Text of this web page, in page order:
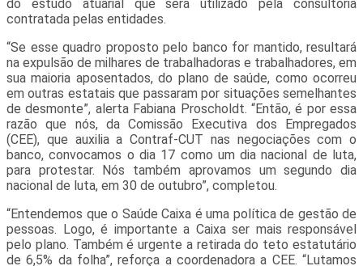
do estudo atuarial que será utilizado pela consultoria
contratada pelas entidades.
“Se esse quadro proposto pelo banco for mantido, resultará
na expulsão de milhares de trabalhadoras e trabalhadores, em
sua maioria aposentados, do plano de saúde, como ocorreu
em outras estatais que passaram por situações semelhantes
de desmonte”, alerta Fabiana Proscholdt. “Então, é por essa
razão que nós, da Comissão Executiva dos Empregados
(CEE), que auxilia a Contraf-CUT nas negociações com o
banco, convocamos o dia 17 como um dia nacional de luta,
para protestar. Nós também aprovamos um segundo dia
nacional de luta, em 30 de outubro”, completou.
“Entendemos que o Saúde Caixa é uma política de gestão de
pessoas. Logo, é importante a Caixa ser mais responsável
pelo plano. Também é urgente a retirada do teto estatutário
de 6,5% da folha”, reforça a coordenadora a CEE. “Lutamos